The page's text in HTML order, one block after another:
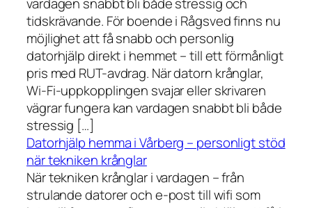
vardagen snabbt bli både stressig och
tidskrävande. För boende i Rågsved finns nu
möjlighet att få snabb och personlig
datorhjälp direkt i hemmet – till ett förmånligt
pris med RUT-avdrag. När datorn krånglar,
Wi-Fi-uppkopplingen svajar eller skrivaren
vägrar fungera kan vardagen snabbt bli både
stressig […]
Datorhjälp hemma i Vårberg – personligt stöd
när tekniken krånglar
När tekniken krånglar i vardagen – från
strulande datorer och e-post till wifi som